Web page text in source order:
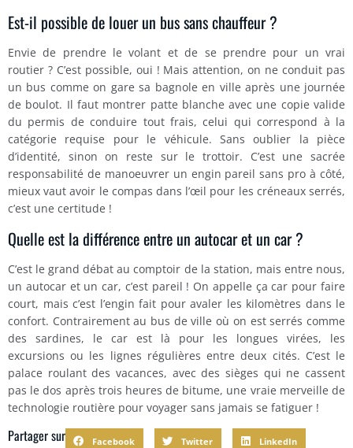
Est-il possible de louer un bus sans chauffeur ?
Envie de prendre le volant et de se prendre pour un vrai
routier ? C’est possible, oui ! Mais attention, on ne conduit pas
un bus comme on gare sa bagnole en ville après une journée
de boulot. Il faut montrer patte blanche avec une copie valide
du permis de conduire tout frais, celui qui correspond à la
catégorie requise pour le véhicule. Sans oublier la pièce
d’identité, sinon on reste sur le trottoir. C’est une sacrée
responsabilité de manoeuvrer un engin pareil sans pro à côté,
mieux vaut avoir le compas dans l’œil pour les créneaux serrés,
c’est une certitude !
Quelle est la différence entre un autocar et un car ?
C’est le grand débat au comptoir de la station, mais entre nous,
un autocar et un car, c’est pareil ! On appelle ça car pour faire
court, mais c’est l’engin fait pour avaler les kilomètres dans le
confort. Contrairement au bus de ville où on est serrés comme
des sardines, le car est là pour les longues virées, les
excursions ou les lignes régulières entre deux cités. C’est le
palace roulant des vacances, avec des sièges qui ne cassent
pas le dos après trois heures de bitume, une vraie merveille de
technologie routière pour voyager sans jamais se fatiguer !
Partager sur Facebook Twitter LinkedIn